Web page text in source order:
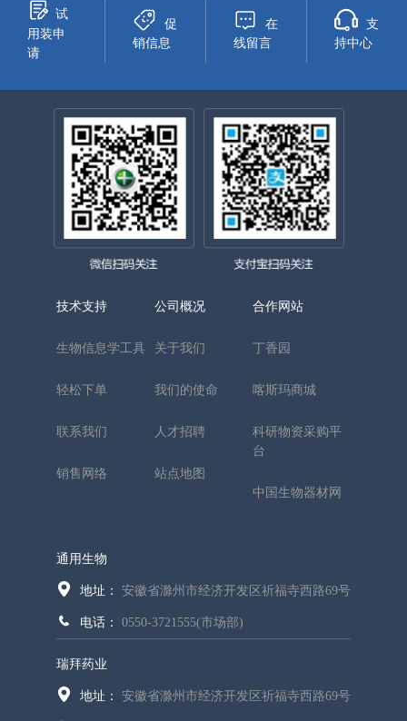
试
用装申
请
促
销信息
在
线留言
支
持中心
技术支持
生物信息学工具
轻松下单
联系我们
销售网络
公司概况
关于我们
我们的使命
人才招聘
站点地图
合作网站
丁香园
喀斯玛商城
科研物资采购平
台
中国生物器材网
通用生物
地址： 安徽省滁州市经济开发区祈福寺西路69号
电话： 0550-3721555(市场部)
瑞拜药业
地址： 安徽省滁州市经济开发区祈福寺西路69号